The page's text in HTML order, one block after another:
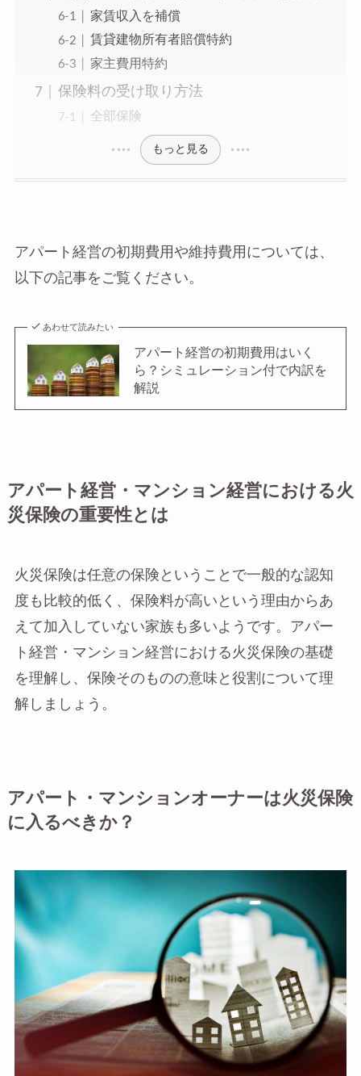
家賃収入を補償
賃貸建物所有者賠償特約
家主費用特約
保険料の受け取り方法
全部保険
もっと見る
アパート経営の初期費用や維持費用については、
以下の記事をご覧ください。
あわせて読みたい
アパート経営の初期費用はいく
ら？シミュレーション付で内訳を
解説
アパート経営・マンション経営における火
災保険の重要性とは
火災保険は任意の保険ということで一般的な認知
度も比較的低く、保険料が高いという理由からあ
えて加入していない家族も多いようです。アパー
ト経営・マンション経営における火災保険の基礎
を理解し、保険そのものの意味と役割について理
解しましょう。
アパート・マンションオーナーは火災保険
に入るべきか？